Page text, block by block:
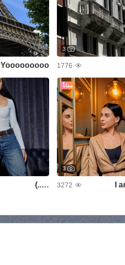
3
1776
Yooooooooo
مجاناً
3
I
3272
…..)